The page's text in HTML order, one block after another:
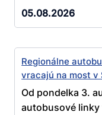
05.08.2026
Regionálne
vracajú na most v
Od pondelka 3.
autobusové